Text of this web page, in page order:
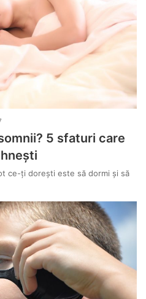
5 sfaturi care
ce-ţi doreşti este să dormi şi să